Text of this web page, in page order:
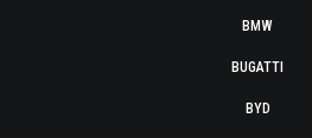
BMW
BUGATTI
BYD